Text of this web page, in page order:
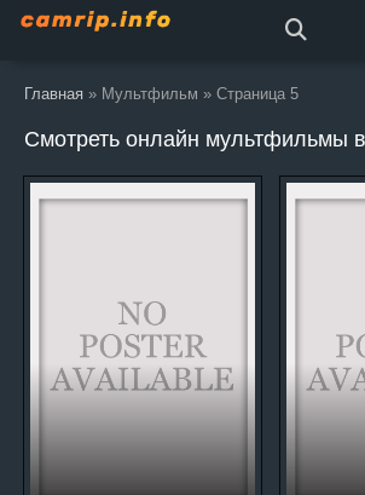
Главная » Мультфильм » Страница 5
Смотреть онлайн мультфильмы